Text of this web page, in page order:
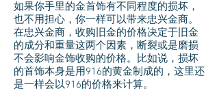
如果你手里的金首饰有不同程度的损坏，
也不用担心，你一样可以带来忠兴金商。
在忠兴金商，收购旧金的价格决定于旧金
的成分和重量这两个因素，断裂或是磨损
不会影响金饰收购的价格。比如说，损坏
的首饰本身是用916的黄金制成的，这里还
是一样会以916的价格来计算。